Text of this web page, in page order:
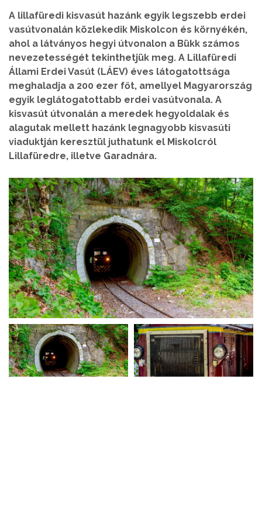
A lillafüredi kisvasút hazánk egyik legszebb erdei
vasútvonalán közlekedik Miskolcon és környékén,
ahol a látványos hegyi útvonalon a Bükk számos
nevezetességét tekinthetjük meg. A Lillafüredi
Állami Erdei Vasút (LÁEV) éves látogatottsága
meghaladja a 200 ezer főt, amellyel Magyarország
egyik leglátogatottabb erdei vasútvonala. A
kisvasút útvonalán a meredek hegyoldalak és
alagutak mellett hazánk legnagyobb kisvasúti
viaduktján keresztül juthatunk el Miskolcról
Lillafüredre, illetve Garadnára.